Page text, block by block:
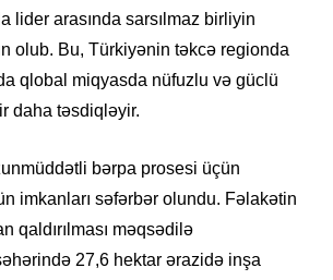
lider arasında sarsılmaz birliyin
olub. Bu, Türkiyənin təkcə regionda
qlobal miqyasda nüfuzlu və güclü
daha təsdiqləyir.
bərpa prosesi üçün
imkanları səfərbər olundu. Fəlakətin
qaldırılması məqsədilə
27,6 hektar ərazidə inşa